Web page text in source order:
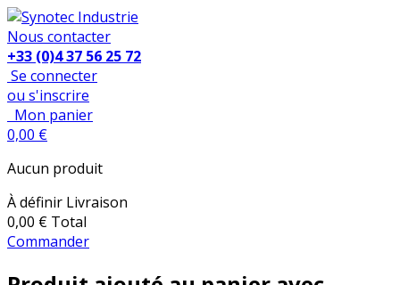
Nous contacter
+33 (0)4 37 56 25 72
Se connecter
ou s'inscrire
Mon panier
0,00 €
Aucun produit
À définir Livraison
0,00 € Total
Commander